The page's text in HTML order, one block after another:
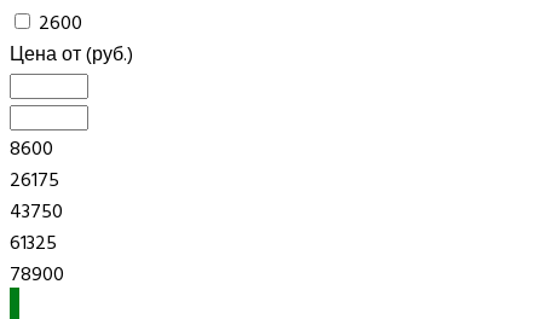
2600
Цена от(руб.)
8600
26175
43750
61325
78900